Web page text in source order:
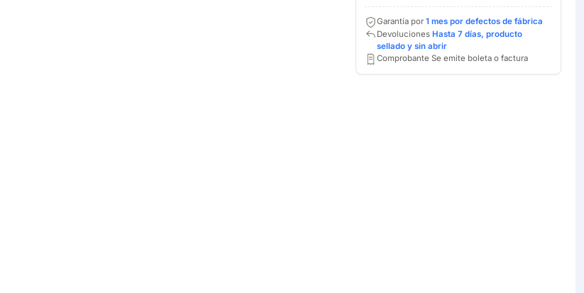
Garantía por 1 mes por defectos de fábrica
Devoluciones Hasta 7 días, producto
sellado y sin abrir
Comprobante Se emite boleta o factura